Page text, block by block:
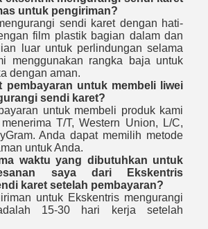
untuk pengiriman?
sendi karet dengan hati-
film plastik bagian dalam dan
luar untuk perlindungan selama
menggunakan rangka baja untuk
dengan aman.
pembayaran untuk membeli liwei
sendi karet?
untuk membeli produk kami
T/T, Western Union, L/C,
Anda dapat memilih metode
untuk Anda.
waktu yang dibutuhkan untuk
saya dari Ekskentris
karet setelah pembayaran?
untuk Ekskentris mengurangi
15-30 hari kerja setelah